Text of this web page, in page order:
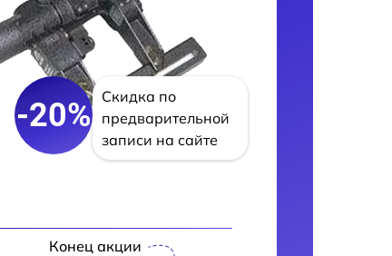
-20%
Скидка по
предварительной
записи на сайте
Конец акции